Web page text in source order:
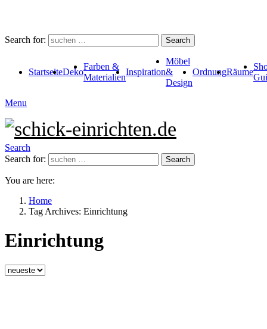
Search for: Search
StartseiteDeko
Farben &
Materialien
Inspiration
Möbel
&
Design
OrdnungRäume
Menu
Search
Search for:
Search
You are here:
Home
Tag Archives: Einrichtung
Einrichtung